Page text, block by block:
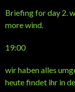
Briefing for day 2.
more wind.
19:00
wir haben alles
heute findet ihr in